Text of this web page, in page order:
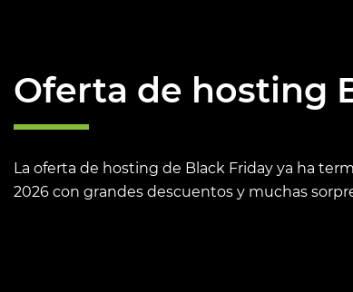
Oferta de hosting
La oferta de hosting de Black Friday ya ha
2026 con grandes descuentos y muchas